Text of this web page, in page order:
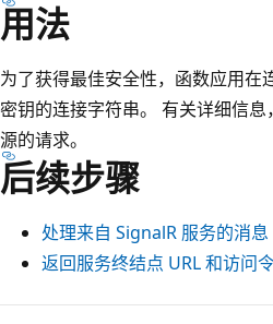
用法
为了获得最佳安全性，函数应用
密钥的连接字符串。 有关详细信息
源的请求。
后续步骤
处理来自 SignalR 服务的消息
返回服务终结点 URL 和访问